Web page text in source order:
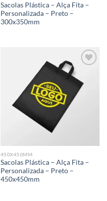
Sacolas Plástica – Alça Fita –
Personalizada – Preto –
300x350mm
Add to
wishlist
450X450MM
Sacolas Plástica – Alça Fita –
Personalizada – Preto –
450x450mm